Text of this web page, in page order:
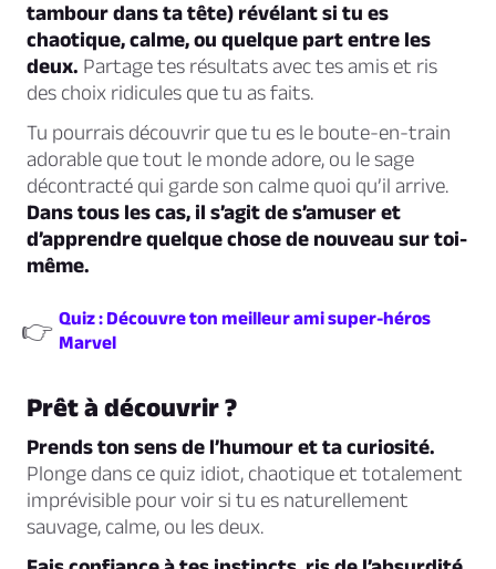
tambour dans ta tête) révélant si tu es
chaotique, calme, ou quelque part entre les
deux. Partage tes résultats avec tes amis et ris
des choix ridicules que tu as faits.
Tu pourrais découvrir que tu es le boute-en-train
adorable que tout le monde adore, ou le sage
décontracté qui garde son calme quoi qu’il arrive.
Dans tous les cas, il s’agit de s’amuser et
d’apprendre quelque chose de nouveau sur toi-
même.
👉 Quiz : Découvre ton meilleur ami super-héros
Marvel
Prêt à découvrir ?
Prends ton sens de l’humour et ta curiosité.
Plonge dans ce quiz idiot, chaotique et totalement
imprévisible pour voir si tu es naturellement
sauvage, calme, ou les deux.